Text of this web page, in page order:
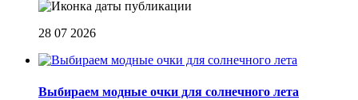
28 07 2026
Выбираем модные очки для солнечного лета